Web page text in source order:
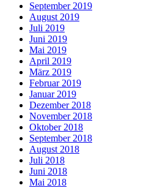
September 2019
August 2019
Juli 2019
Juni 2019
Mai 2019
April 2019
März 2019
Februar 2019
Januar 2019
Dezember 2018
November 2018
Oktober 2018
September 2018
August 2018
Juli 2018
Juni 2018
Mai 2018